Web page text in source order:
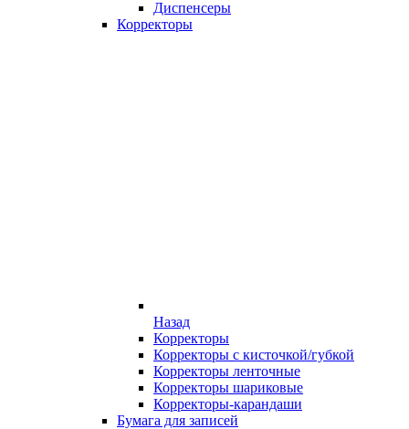
Диспенсеры
Корректоры
Назад
Корректоры
Корректоры с кисточкой/губкой
Корректоры ленточные
Корректоры шариковые
Корректоры-карандаши
Бумага для записей